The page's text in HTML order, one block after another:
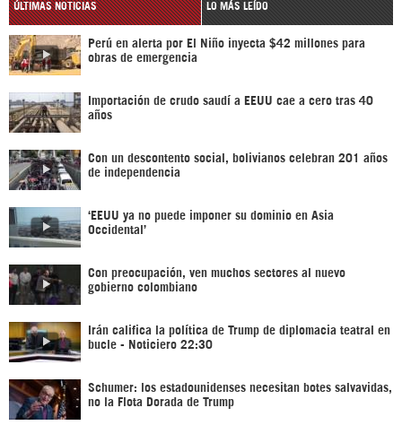
ÚLTIMAS NOTICIAS LO MÁS LEÍDO
Perú en alerta por El Niño inyecta $42 millones para
obras de emergencia
Importación de crudo saudí a EEUU cae a cero tras 40
años
Con un descontento social, bolivianos celebran 201 años
de independencia
‘EEUU ya no puede imponer su dominio en Asia
Occidental’
Con preocupación, ven muchos sectores al nuevo
gobierno colombiano
Irán califica la política de Trump de diplomacia teatral en
bucle - Noticiero 22:30
Schumer: los estadounidenses necesitan botes salvavidas,
no la Flota Dorada de Trump